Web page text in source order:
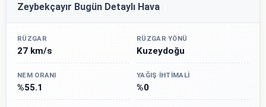
Zeybekçayır Bugün Detaylı Hava
RÜZGAR
27 km/s
RÜZGAR YÖNÜ
Kuzeydoğu
NEM ORANI
%55.1
YAĞIŞ İHTIMALI
%0